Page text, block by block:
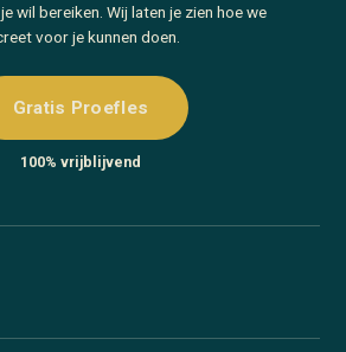
wil bereiken. Wij laten je zien hoe we
voor je kunnen doen.
Gratis Proefles
100% vrijblijvend